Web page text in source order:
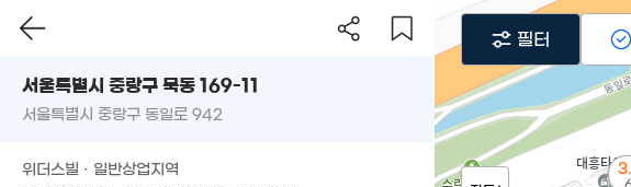
필터
서울특별시 중랑구 묵동 169-11
서울특별시 중랑구 동일로 942
위더스빌 · 일반상업지역